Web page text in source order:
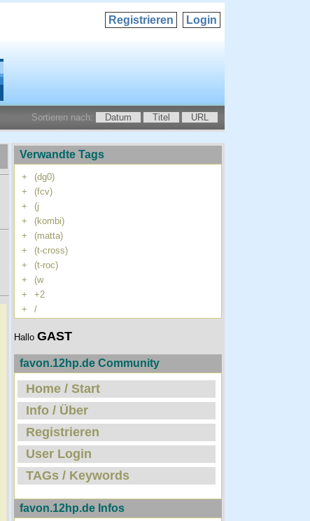
Login
Registrieren
Sortieren nach: Datum Titel URL
Verwandte Tags
+
(dg0)
+
(fcv)
+
(j
+
(kombi)
+
(matta)
+
(t-cross)
+
(t-roc)
+
(w
+
+2
+
/
Hallo GAST
favon.12hp.de Community
Home / Start
Info / Über
Registrieren
User Login
TAGs / Keywords
favon.12hp.de Infos